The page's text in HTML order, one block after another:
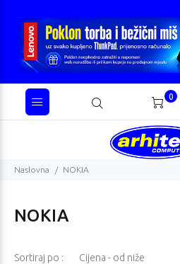
0
Naslovna NOKIA
NOKIA
Sortiraj po :